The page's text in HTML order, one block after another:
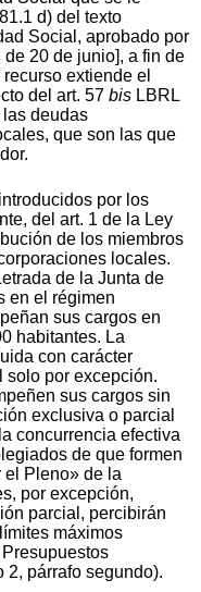
d) del texto
Social, aprobado por
20 de junio], a fin de
extiende el
del art. 57 bis LBRL
las deudas
que son las que
por los
del art. 1 de la Ley
de los miembros
locales.
de la Junta de
en el régimen
sus cargos en
habitantes. La
con carácter
solo por excepción.
sus cargos sin
exclusiva o parcial
concurrencia efectiva
de que formen
el Pleno» de la
por excepción,
parcial, percibirán
máximos
2, párrafo segundo).